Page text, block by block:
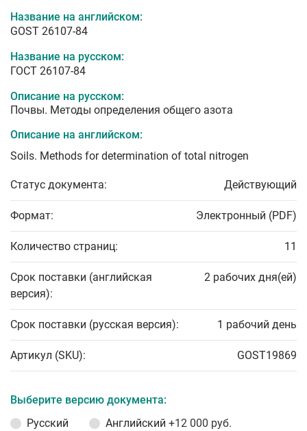
Название на английском:
GOST 26107-84
Название на русском:
ГОСТ 26107-84
Описание на русском:
Почвы. Методы определения общего азота
Описание на английском:
Soils. Methods for determination of total nitrogen
Статус документа: Действующий
Формат: Электронный (PDF)
Количество страниц: 11
Срок поставки (английская
версия):
2 рабочих дня(ей)
Срок поставки (русская версия): 1 рабочий день
Артикул (SKU): GOST19869
Выберите версию документа:
Русский
Английский +12 000 руб.